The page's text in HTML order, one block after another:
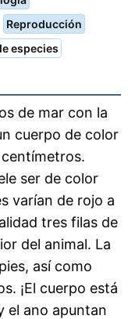
Reproducción
especies
de mar con la
cuerpo de color
ser de color
varían de rojo a
tres filas de
del animal. La
así como
¡El cuerpo está
el ano apuntan